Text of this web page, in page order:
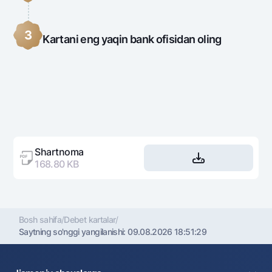
3 Kartani eng yaqin bank ofisidan oling
Shartnoma
168.80 KB
Bosh sahifa/Debet kartalar/
Saytning so'nggi yangilanishi:09.08.2026 18:51:29